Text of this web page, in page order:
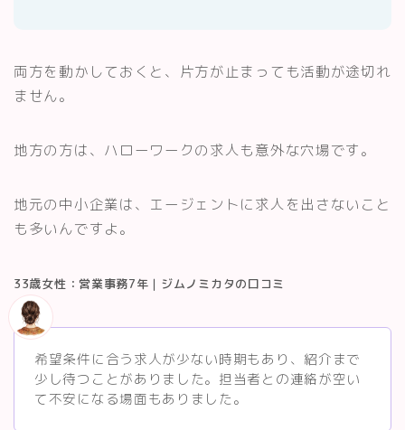
両方を動かしておくと、片方が止まっても活動が途切れ
ません。
地方の方は、ハローワークの求人も意外な穴場です。
地元の中小企業は、エージェントに求人を出さないこと
も多いんですよ。
33歳女性：営業事務7年｜ジムノミカタの口コミ
希望条件に合う求人が少ない時期もあり、紹介まで
少し待つことがありました。担当者との連絡が空い
て不安になる場面もありました。